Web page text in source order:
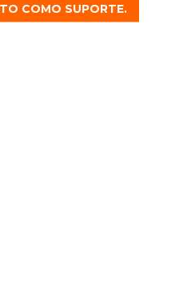
COMO SUPORTE.